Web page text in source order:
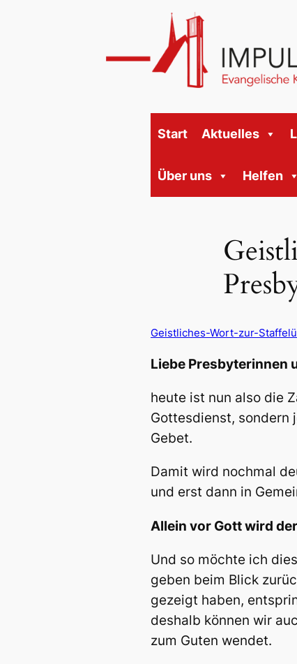
Start Aktuelles
Über uns Helfen
Geistliches-Wort-zur-
Liebe Presbyterinnen
heute ist nun also die
Gottesdienst, sondern
Gebet.
Damit wird nochmal
und erst dann in
Allein vor Gott wird
Und so möchte ich
geben beim Blick
gezeigt haben,
deshalb können wir
zum Guten wendet.